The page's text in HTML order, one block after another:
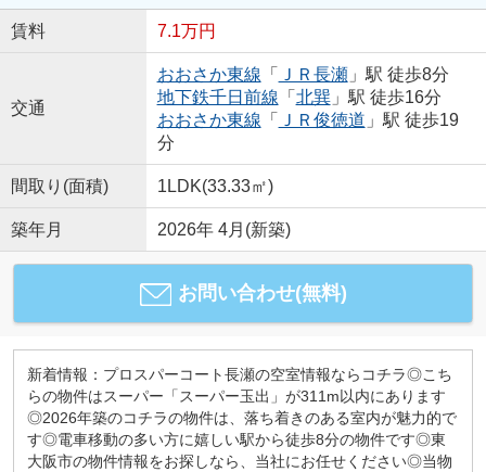
賃料 7.1万円
交通
おおさか東線 「 ＪＲ長瀬」駅 徒歩8分
地下鉄千日前線 「 北巽」駅 徒歩16分
おおさか東線 「 ＪＲ俊徳道 」駅 徒歩19
分
間取り(面積) 1LDK(33.33㎡)
築年月 2026年 4月(新築)
お問い合わせ(無料)
新着情報：プロスパーコート長瀬の空室情報ならコチラ◎こち
らの物件はスーパー「スーパー玉出」が311m以内にあります
◎2026年築のコチラの物件は、落ち着きのある室内が魅力的で
す◎電車移動の多い方に嬉しい駅から徒歩8分の物件です◎東
大阪市の物件情報をお探しなら、当社にお任せください◎当物